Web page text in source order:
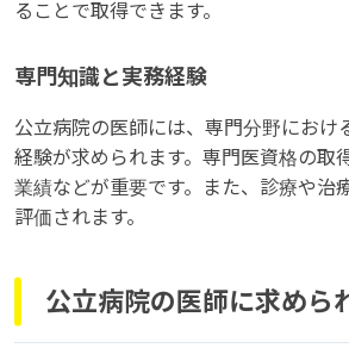
ることで取得できます。
専門知識と実務経験
公立病院の医師には、専門分野におけ
経験が求められます。専門医資格の取
業績などが重要です。また、診療や治
評価されます。
公立病院の医師に求めら